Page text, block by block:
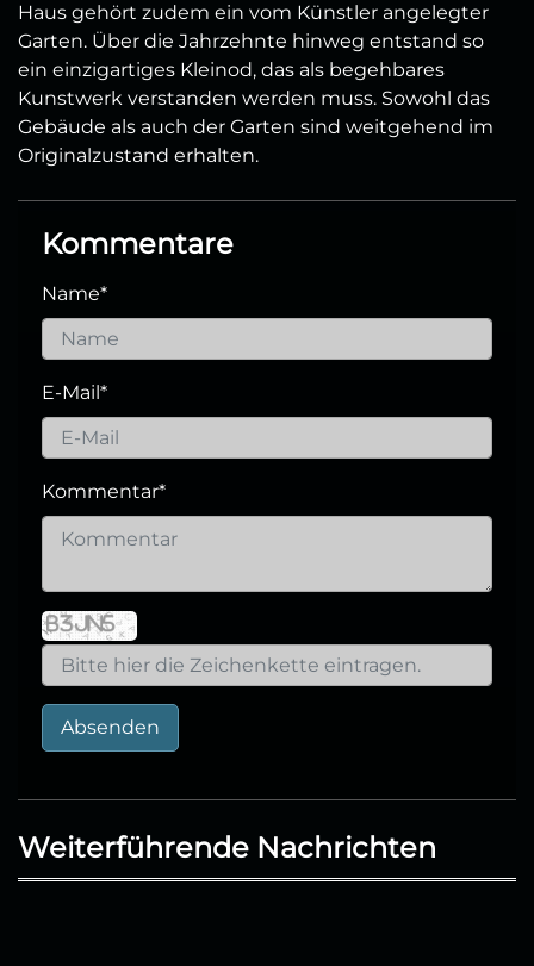
Haus gehört zudem ein vom Künstler angelegter
Garten. Über die Jahrzehnte hinweg entstand so
ein einzigartiges Kleinod, das als begehbares
Kunstwerk verstanden werden muss. Sowohl das
Gebäude als auch der Garten sind weitgehend im
Originalzustand erhalten.
Kommentare
Name*
E-Mail*
Kommentar*
Absenden
Weiterführende Nachrichten